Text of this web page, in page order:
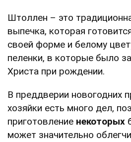
Штоллен – это
выпечка, которая
своей форме и белому
пеленки, в которые было
Христа при рождении.
В преддверии новогодних
хозяйки есть много дел,
приготовление некоторых
может значительно